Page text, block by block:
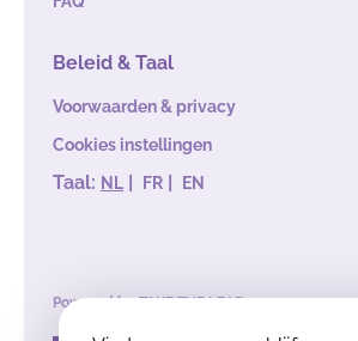
Beleid & Taal
Voorwaarden & privacy
Cookies instellingen
Taal: NL | FR | EN
Powered byTAKE THE LEAD